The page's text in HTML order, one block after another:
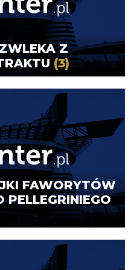
Z
(3)
FAWORYTÓW
PELLEGRINIEGO